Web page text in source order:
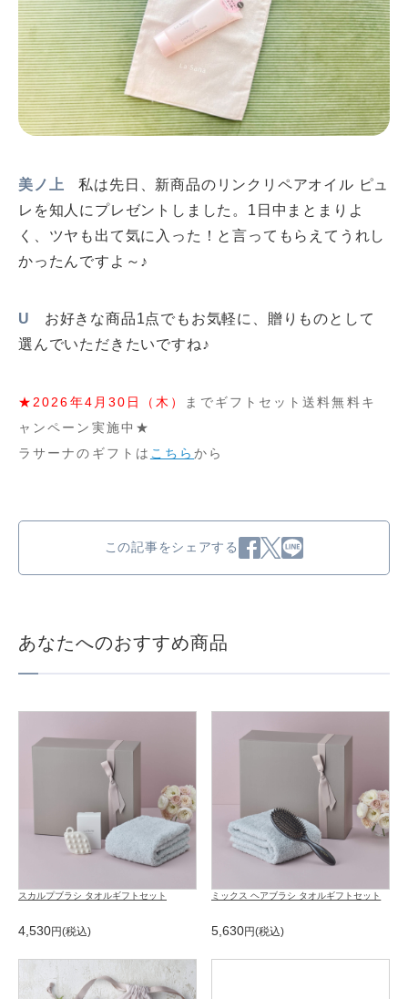
美ノ上
私は先日、新商品のリンクリペアオイル ピュ
レを知人にプレゼントしました。1日中まとまりよ
く、ツヤも出て気に入った！と言ってもらえてうれし
かったんですよ～♪
U
お好きな商品1点でもお気軽に、贈りものとして
選んでいただきたいですね♪
★2026年4月30日（木）
までギフトセット送料無料キ
ャンペーン実施中★
ラサーナのギフトは こちらから
この記事をシェアする
あなたへのおすすめ商品
スカルプブラシ タオルギフトセット
4,530
ミックス ヘアブラシ タオルギフトセット
5,630